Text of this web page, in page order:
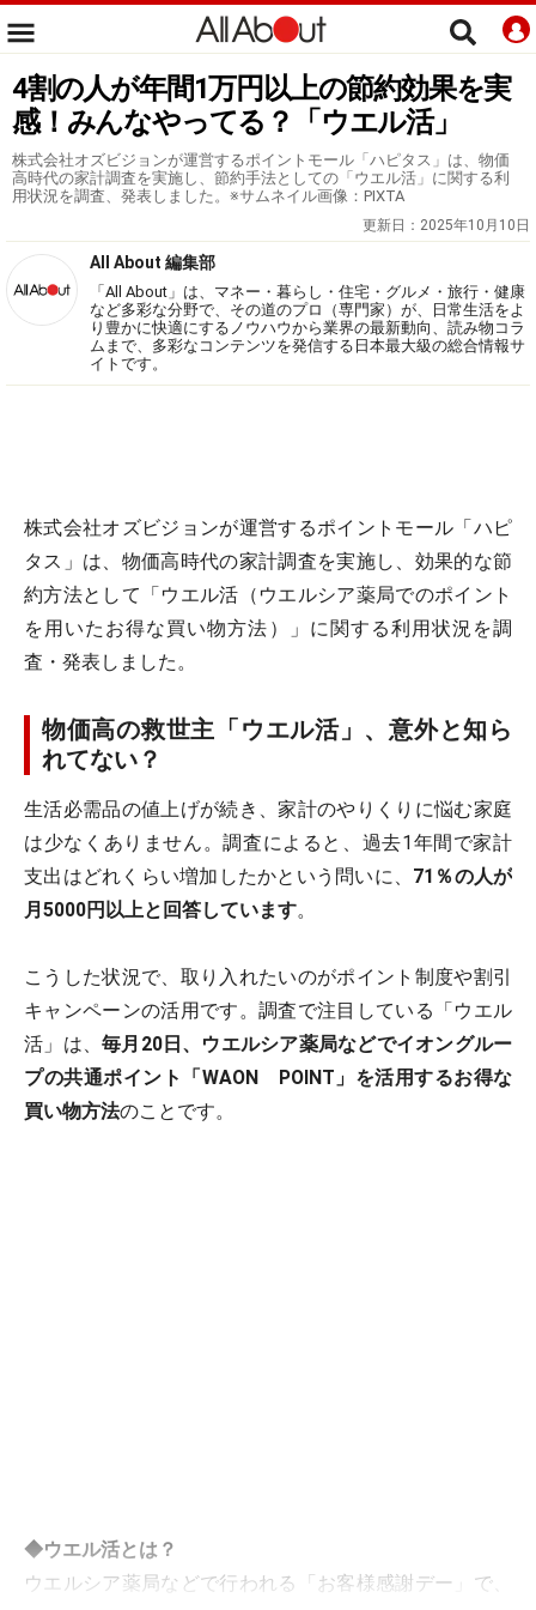
4割の人が年間1万円以上の節約効果を実
感！みんなやってる？「ウエル活」
株式会社オズビジョンが運営するポイントモール「ハピタス」は、物価
高時代の家計調査を実施し、節約手法としての「ウエル活」に関する利
用状況を調査、発表しました。※サムネイル画像：PIXTA
更新日： 2025年10月10日
All About 編集部
「All About」は、マネー・暮らし・住宅・グルメ・旅行・健康
など多彩な分野で、その道のプロ（専門家）が、日常生活をよ
り豊かに快適にするノウハウから業界の最新動向、読み物コラ
ムまで、多彩なコンテンツを発信する日本最大級の総合情報サ
イトです。
株式会社オズビジョンが運営するポイントモール「ハピ
タス」は、物価高時代の家計調査を実施し、効果的な節
約方法として「ウエル活（ウエルシア薬局でのポイント
を用いたお得な買い物方法）」に関する利用状況を調
査・発表しました。
物価高の救世主「ウエル活」、意外と知ら
れてない？
生活必需品の値上げが続き、家計のやりくりに悩む家庭
は少なくありません。調査によると、過去1年間で家計
支出はどれくらい増加したかという問いに、 71％の人が
月5000円以上と回答しています。
こうした状況で、取り入れたいのがポイント制度や割引
キャンペーンの活用です。調査で注目している「ウエル
活」は、 毎月20日、ウエルシア薬局などでイオングルー
プの共通ポイント「WAON POINT」を活用するお得な
買い物方法のことです。
◆ウエル活とは？
ウエルシア薬局などで行われる「お客様感謝デー」で、